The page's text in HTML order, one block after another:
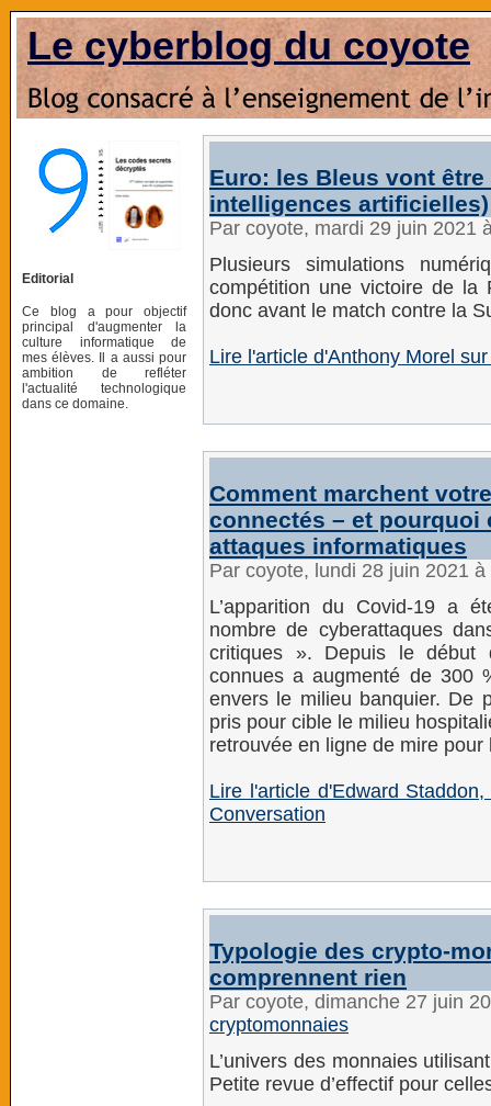
Le cyberblog du coyote
Editorial
Ce blog a pour objectif
principal d'augmenter la
culture informatique de
mes élèves. Il a aussi pour
ambition de refléter
l'actualité technologique
dans ce domaine.
Euro: les Bleus vont
intelligences artificielles)
Par coyote, mardi 29 juin 2021
Plusieurs simulations
compétition une victoire de
donc avant le match contre la
Lire l'article d'Anthony Morel
Comment marchent
connectés – et pourquoi
attaques informatiques
Par coyote, lundi 28 juin 2021
L’apparition du Covid-19 a
nombre de cyberattaques
critiques ». Depuis le début
connues a augmenté de 300
envers le milieu banquier. De
pris pour cible le milieu
retrouvée en ligne de mire
Lire l'article d'Edward
Conversation
Typologie des crypto-
comprennent rien
Par coyote, dimanche 27 juin
cryptomonnaies
L’univers des monnaies
Petite revue d’effectif pour